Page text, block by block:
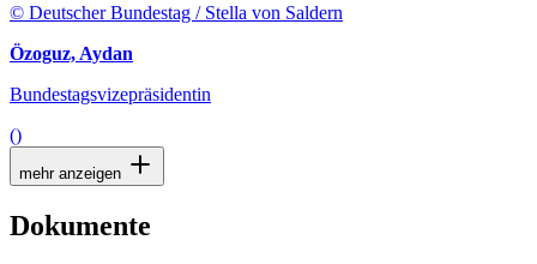
© Deutscher Bundestag / Stella von Saldern
Özoguz, Aydan
Bundestagsvizepräsidentin
()
mehr anzeigen
Dokumente